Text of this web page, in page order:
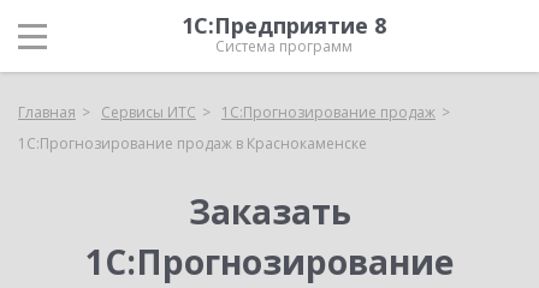
1С:Предприятие 8
Система программ
Главная Сервисы ИТС
1С:Прогнозирование продаж
1С:Прогнозирование продаж в Краснокаменске
Заказать
1С:Прогнозирование